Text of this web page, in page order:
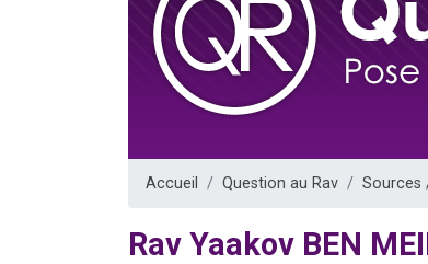
Accueil Question au Rav Sources
Rav Yaakov BEN